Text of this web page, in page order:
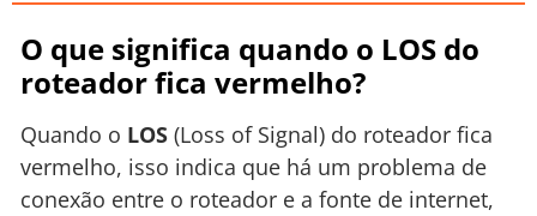
O que significa quando o LOS do
roteador fica vermelho?
Quando o LOS (Loss of Signal) do roteador fica
vermelho, isso indica que há um problema de
conexão entre o roteador e a fonte de internet,